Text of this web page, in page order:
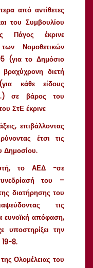
από αντίθετες
του Συμβουλίου
Πάγος έκρινε
των Νομοθετικών
(για το Δημόσιο
διετή
κάθε είδους
σε βάρος του
ΣτΕ έκρινε
επιβάλλοντας
έτσι τις
Δημοσίου.
το ΑΕΔ -σε
του –
διατήρησης του
τις
ευνοϊκή απόφαση,
υποστηρίξει την
19-8.
Ολομέλειας του